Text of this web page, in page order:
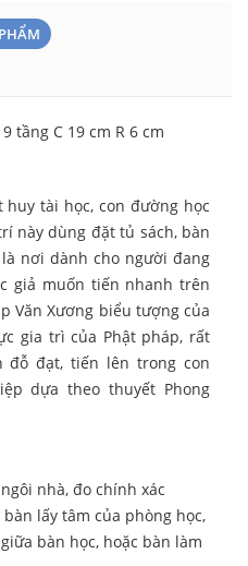
tầng C 19 cm R 6 cm
huy tài học, con đường học
này dùng đặt tủ sách, bàn
nơi dành cho người đang
giả muốn tiến nhanh trên
Văn Xương biểu tượng của
gia trì của Phật pháp, rất
đỗ đạt, tiến lên trong con
dựa theo thuyết Phong
nhà, đo chính xác
lấy tâm của phòng học,
bàn học, hoặc bàn làm